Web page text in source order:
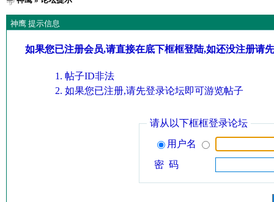
神鹰 提示信息
如果您已注册会员,请直接在底下框框登陆,如还没注册请
帖子ID非法
如果您已注册,请先登录论坛即可游览帖子
请从以下框框登录论坛
用户名
密 码